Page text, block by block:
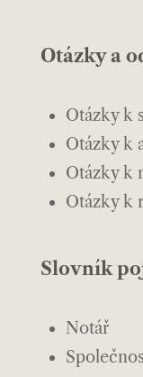
Otázky a
Otázky k
Otázky k
Otázky k
Otázky k
Slovník
Notář